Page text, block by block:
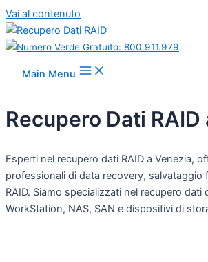
Vai al contenuto
Main Menu
Recupero Dati RAID
Esperti nel recupero dati RAID a Venezia,
professionali di data recovery, salvataggio
RAID. Siamo specializzati nel recupero dati
WorkStation, NAS, SAN e dispositivi di